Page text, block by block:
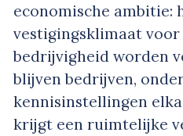
economische ambitie:
vestigingsklimaat
bedrijvigheid worden
blijven bedrijven,
kennisinstellingen
krijgt een ruimtelijke